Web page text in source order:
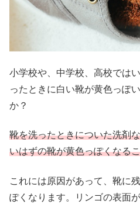
小学校や、中学校、高校では
ったときに白い靴が黄色っぽ
か？
靴を洗ったときについた洗剤
いはずの靴が黄色っぽくなる
これには原因があって、靴に
ぽくなります。リンゴの表面